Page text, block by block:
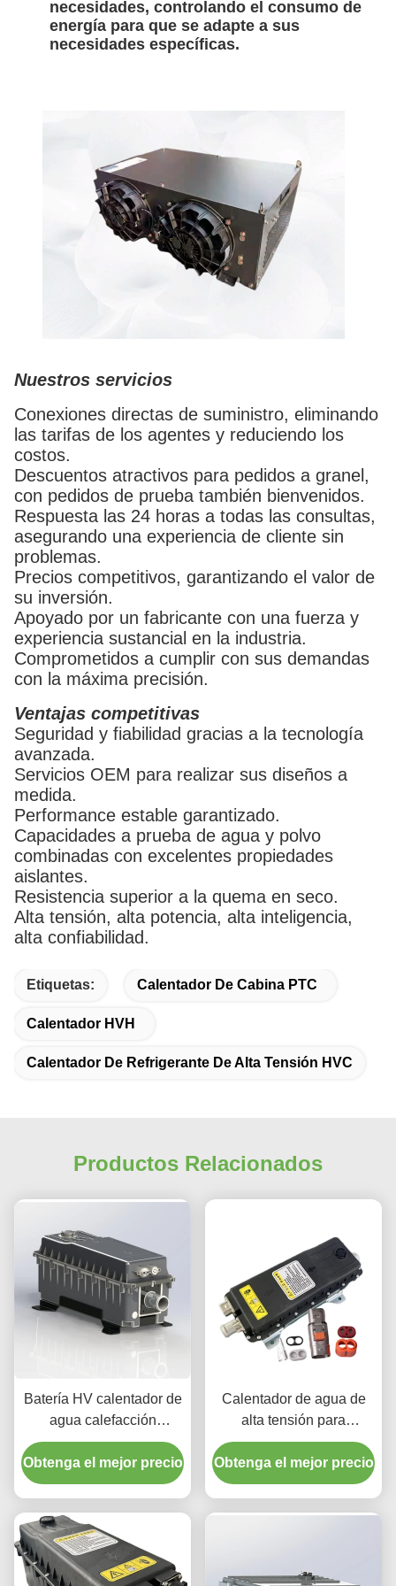
necesidades, controlando el consumo de
energía para que se adapte a sus
necesidades específicas.
Nuestros servicios
Conexiones directas de suministro, eliminando
las tarifas de los agentes y reduciendo los
costos.
Descuentos atractivos para pedidos a granel,
con pedidos de prueba también bienvenidos.
Respuesta las 24 horas a todas las consultas,
asegurando una experiencia de cliente sin
problemas.
Precios competitivos, garantizando el valor de
su inversión.
Apoyado por un fabricante con una fuerza y
experiencia sustancial en la industria.
Comprometidos a cumplir con sus demandas
con la máxima precisión.
Ventajas competitivas
Seguridad y fiabilidad gracias a la tecnología
avanzada.
Servicios OEM para realizar sus diseños a
medida.
Performance estable garantizado.
Capacidades a prueba de agua y polvo
combinadas con excelentes propiedades
aislantes.
Resistencia superior a la quema en seco.
Alta tensión, alta potencia, alta inteligencia,
alta confiabilidad.
Etiquetas: Calentador De Cabina PTC
Calentador HVH
Calentador De Refrigerante De Alta Tensión HVC
Productos Relacionados
Batería HV calentador de
agua calefacción
industrial refrigeración
DC690V seguridad sin
precedentes
Obtenga el mejor precio
Calentador de agua de
alta tensión para
automóviles de 800v con
alta potencia
Obtenga el mejor precio